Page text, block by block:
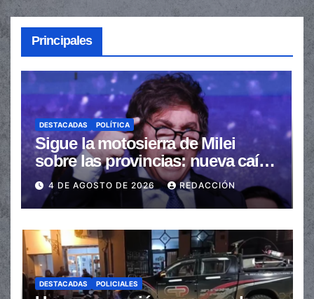
Principales
DESTACADAS POLÍTICA
Sigue la motosierra de Milei
sobre las provincias: nueva caída
de las transferencias no
automáticas
4 DE AGOSTO DE 2026 REDACCIÓN
DESTACADAS POLICIALES